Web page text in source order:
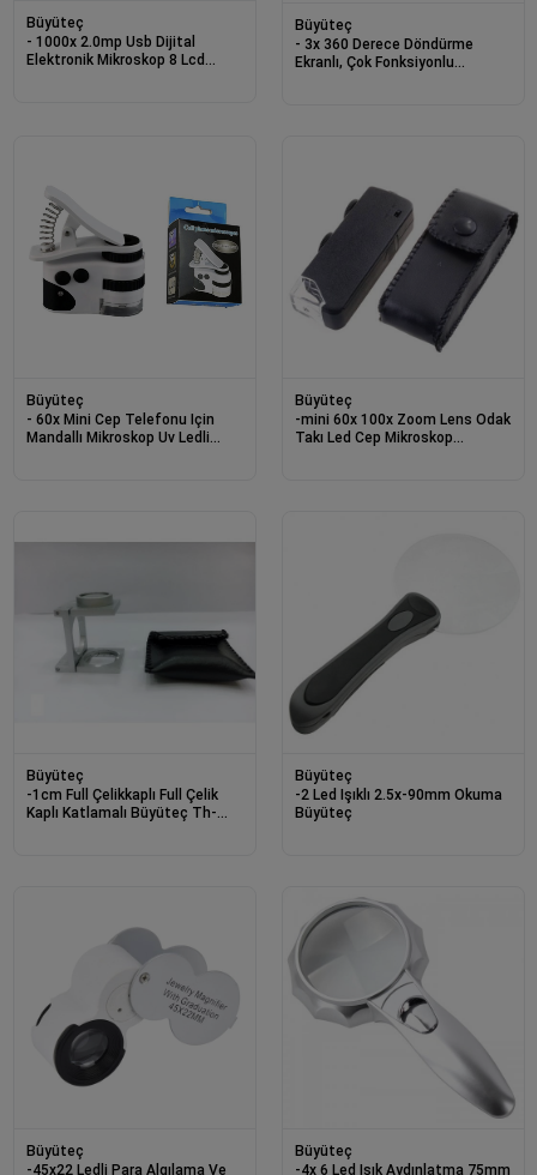
Büyüteç
- 1000x 2.0mp Usb Dijital
Elektronik Mikroskop 8 Lcd
Büyüteç
- 3x 360 Derece Döndürme
Ekranlı, Çok Fonksiyonlu
Büyüteç
- 60x Mini Cep Telefonu Için
Mandallı Mikroskop Uv Ledli
Büyüteç
-mini 60x 100x Zoom Lens Odak
Takı Led Cep Mikroskop
Büyüteç
-1cm Full Çelikkaplı Full Çelik
Kaplı Katlamalı Büyüteç Th-
Büyüteç
-2 Led Işıklı 2.5x-90mm Okuma
Büyüteç
Büyüteç
-45x22 Ledli Para Algılama Ve
Büyüteç
-4x 6 Led Işık Aydınlatma 75mm